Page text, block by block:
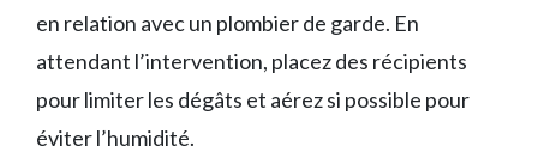
en relation avec un plombier de garde. En
attendant l’intervention, placez des récipients
pour limiter les dégâts et aérez si possible pour
éviter l’humidité.